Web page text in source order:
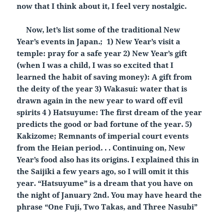
now that I think about it, I feel very nostalgic.
Now, let’s list some of the traditional New
Year’s events in Japan.; 1) New Year’s visit a
temple: pray for a safe year 2) New Year’s gift
(when I was a child, I was so excited that I
learned the habit of saving money): A gift from
the deity of the year 3) Wakasui: water that is
drawn again in the new year to ward off evil
spirits 4 ) Hatsuyume: The first dream of the year
predicts the good or bad fortune of the year. 5)
Kakizome; Remnants of imperial court events
from the Heian period. . . Continuing on, New
Year’s food also has its origins. I explained this in
the Saijiki a few years ago, so I will omit it this
year. “Hatsuyume” is a dream that you have on
the night of January 2nd. You may have heard the
phrase “One Fuji, Two Takas, and Three Nasubi”